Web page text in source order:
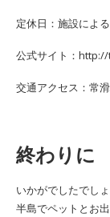
定休日：施設による
公式サイト：
交通アクセス：常
終わりに
いかがでしたでし
半島でペットとお